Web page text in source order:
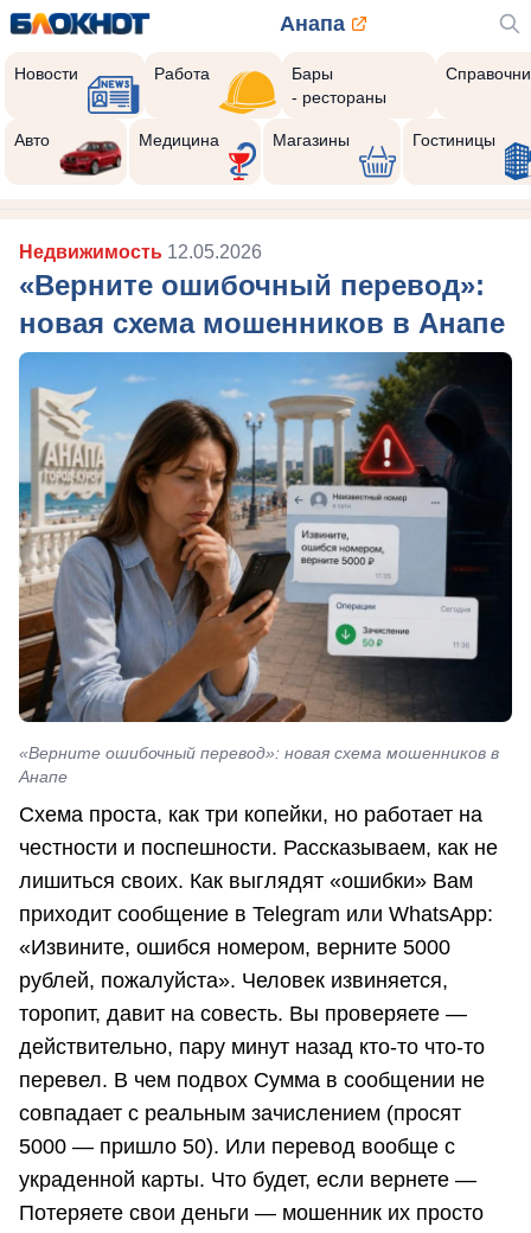
Анапа
Новости Работа
Бары
- рестораны
Авто Медицина Магазины Гостиницы
Недвижимость 12.05.2026
«Верните ошибочный перевод»:
новая схема мошенников в Анапе
«Верните ошибочный перевод»: новая схема мошенников в
Анапе
Схема проста, как три копейки, но работает на
честности и поспешности. Рассказываем, как не
лишиться своих. Как выглядят «ошибки» Вам
приходит сообщение в Telegram или WhatsApp:
«Извините, ошибся номером, верните 5000
рублей, пожалуйста». Человек извиняется,
торопит, давит на совесть. Вы проверяете —
действительно, пару минут назад кто-то что-то
перевел. В чем подвох Сумма в сообщении не
совпадает с реальным зачислением (просят
5000 — пришло 50). Или перевод вообще с
украденной карты. Что будет, если вернете —
Потеряете свои деньги — мошенник их просто